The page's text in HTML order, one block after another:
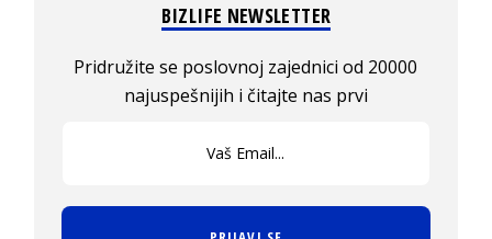
BIZLIFE NEWSLETTER
Pridružite se poslovnoj zajednici od 20000
najuspešnijih i čitajte nas prvi